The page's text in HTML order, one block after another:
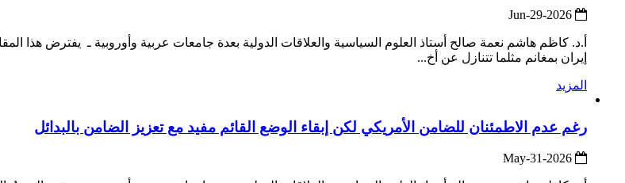
أ.د. كاظم هاشم نعمة صالح أستاذ العلوم السياسية والعلاقات الدولية بعدة جامعات عربية وأوروبية ـ يفترض هذا
إيران بمغانم مثلما تتنازل عن أخ...
المزيد
رغم عدم الاطمئنان للضامن الأمريكي لكن إبقاء الوضع القائم مفيد مع تعزيز الضامن بالبدائل